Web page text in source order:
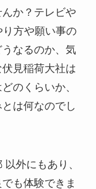
か？テレビや
方や願い事の
なるのか、気
見稲荷大社は
のくらいか、
は何なのでし
外にもあり、
も体験できま